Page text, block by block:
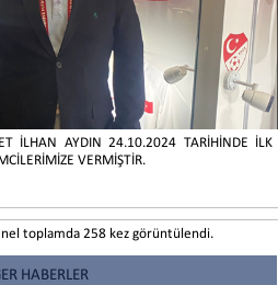
İLHAN AYDIN 24.10.2024 TARİHİNDE İLK
VERMİŞTİR.
toplamda 258 kez görüntülendi.
HABERLER